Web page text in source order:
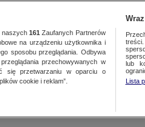
161 Zaufanych Partnerów
na urządzeniu użytkownika i
sposobu przeglądania. Odbywa
przechowywanych w
się przetwarzaniu w oparciu o
cookie i reklam”.
lub
Lista